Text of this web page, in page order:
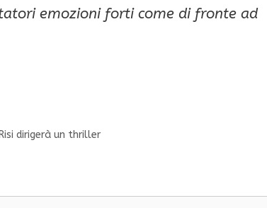
emozioni forti come di fronte ad
dirigerà un thriller